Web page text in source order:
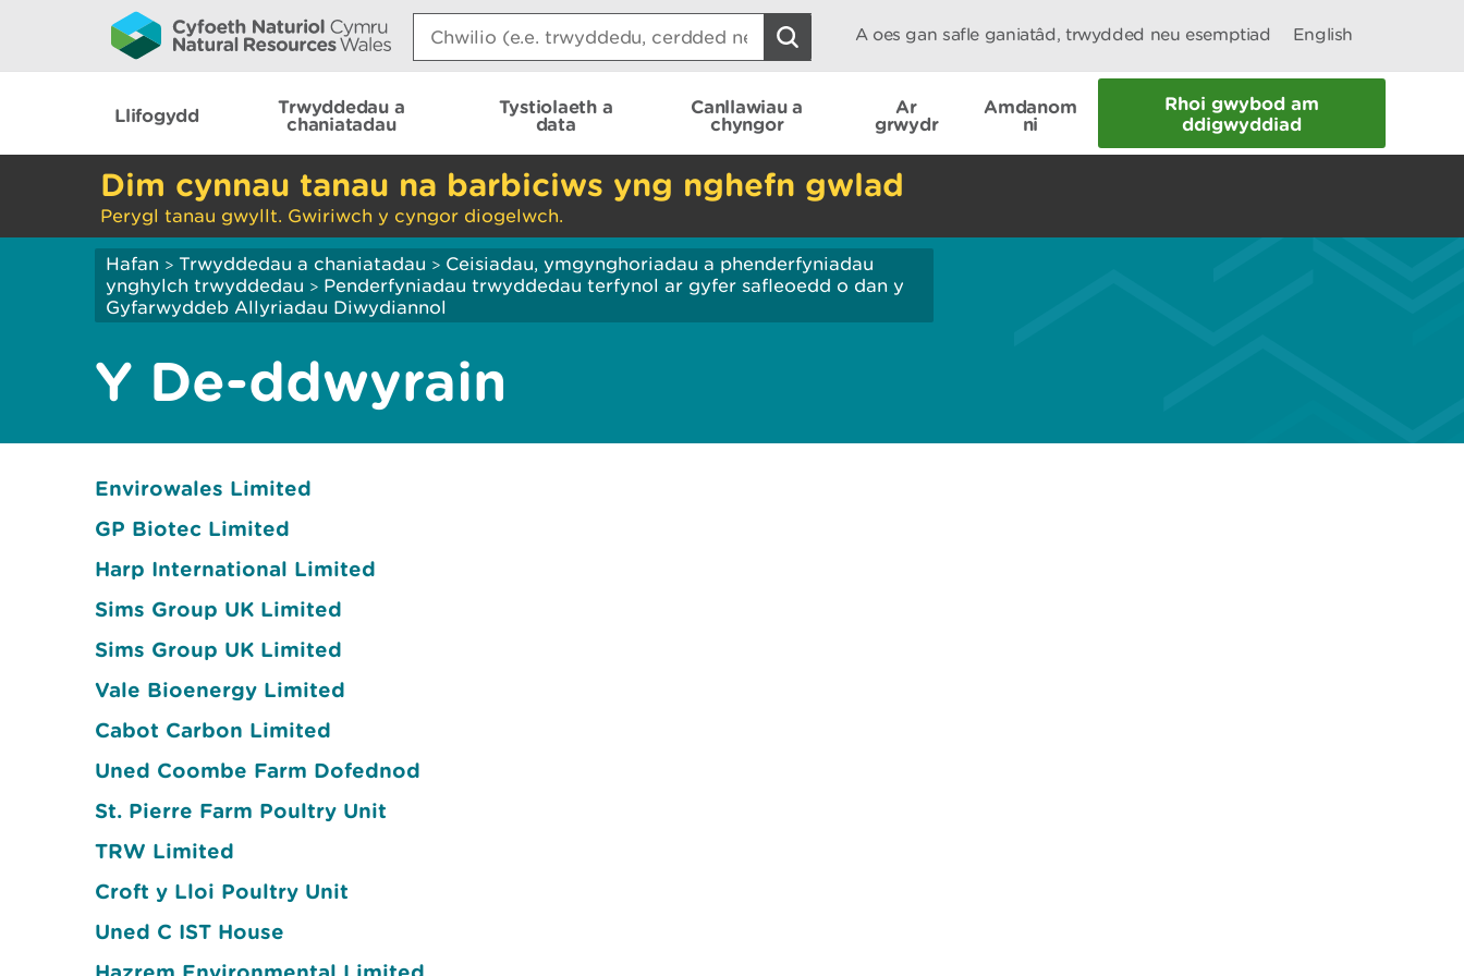
Search:
A oes gan safle ganiatâd, trwydded neu esemptiad English
Llifogydd
Trwyddedau a
chaniatadau
Tystiolaeth a
data
Canllawiau a
chyngor
Ar
grwydr
Amdanom
ni
Rhoi gwybod am
ddigwyddiad
Dim cynnau tanau na barbiciws yng nghefn gwlad
Perygl tanau gwyllt. Gwiriwch y cyngor diogelwch.
Hafan > Trwyddedau a chaniatadau > Ceisiadau, ymgynghoriadau a phenderfyniadau
ynghylch trwyddedau > Penderfyniadau trwyddedau terfynol ar gyfer safleoedd o dan y
Gyfarwyddeb Allyriadau Diwydiannol
Y De-ddwyrain
Envirowales Limited
GP Biotec Limited
Harp International Limited
Sims Group UK Limited
Sims Group UK Limited
Vale Bioenergy Limited
Cabot Carbon Limited
Uned Coombe Farm Dofednod
St. Pierre Farm Poultry Unit
TRW Limited
Croft y Lloi Poultry Unit
Uned C IST House